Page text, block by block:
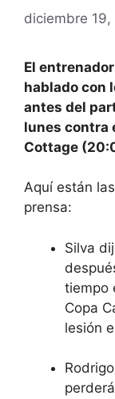
diciembre 19,
El
hablado con
antes del
lunes contra
Cottage
Aquí están
prensa:
Silva
tiempo
Copa
lesión